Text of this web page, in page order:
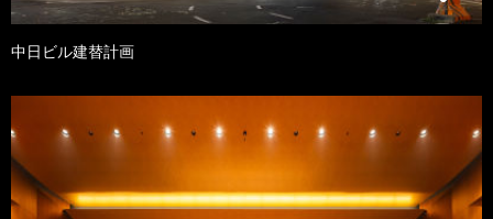
中日ビル建替計画